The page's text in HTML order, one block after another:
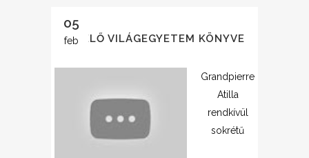
05
feb
AZ ÉLŐ VILÁGEGYETEM KÖNYVE
Grandpierre
Atilla
rendkívül
sokrétű